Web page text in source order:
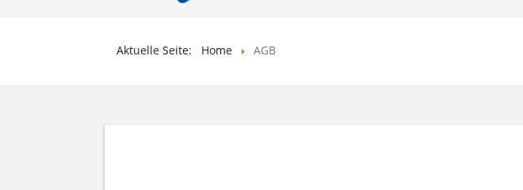
Aktuelle Seite: Home AGB